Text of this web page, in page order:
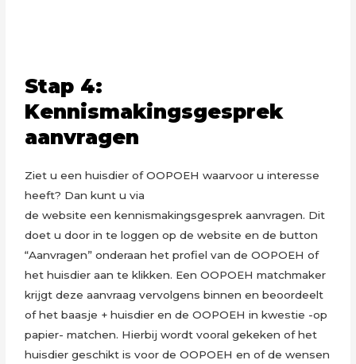
Stap 4:
Kennismakingsgesprek
aanvragen
Ziet u een huisdier of OOPOEH waarvoor u interesse
heeft? Dan kunt u via
de website een kennismakingsgesprek aanvragen. Dit
doet u door in te loggen op de website en de button
“Aanvragen” onderaan het profiel van de OOPOEH of
het huisdier aan te klikken. Een OOPOEH matchmaker
krijgt deze aanvraag vervolgens binnen en beoordeelt
of het baasje + huisdier en de OOPOEH in kwestie -op
papier- matchen. Hierbij wordt vooral gekeken of het
huisdier geschikt is voor de OOPOEH en of de wensen